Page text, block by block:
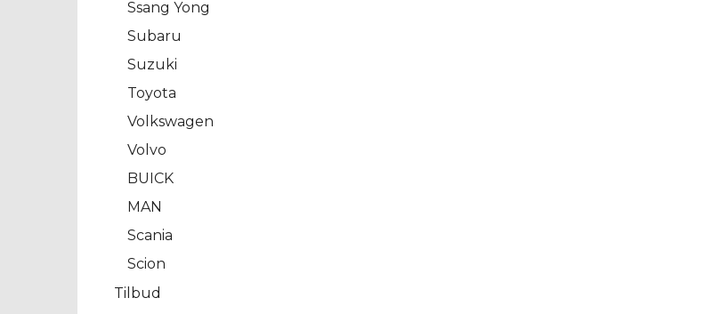
Ssang Yong
Subaru
Suzuki
Toyota
Volkswagen
Volvo
BUICK
MAN
Scania
Scion
Tilbud